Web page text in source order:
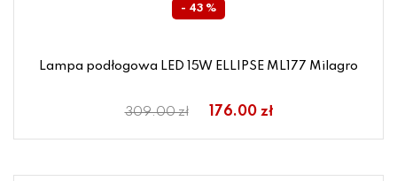
- 43 %
Lampa podłogowa LED 15W ELLIPSE ML177 Milagro
309.00 zł 176.00 zł